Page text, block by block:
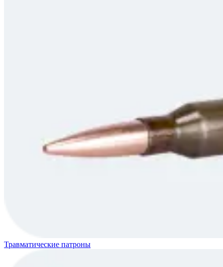
Травматические патроны